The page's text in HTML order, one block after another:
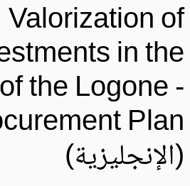
Valorization
in
of the Logone